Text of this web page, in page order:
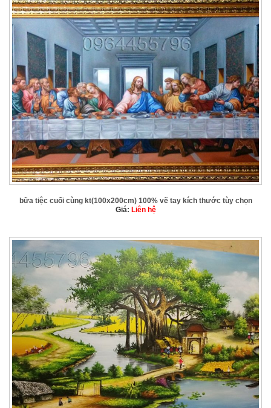
bữa tiệc cuối cùng kt(100x200cm) 100% vẽ tay kích thước tùy chọn
Giá: Liên hệ